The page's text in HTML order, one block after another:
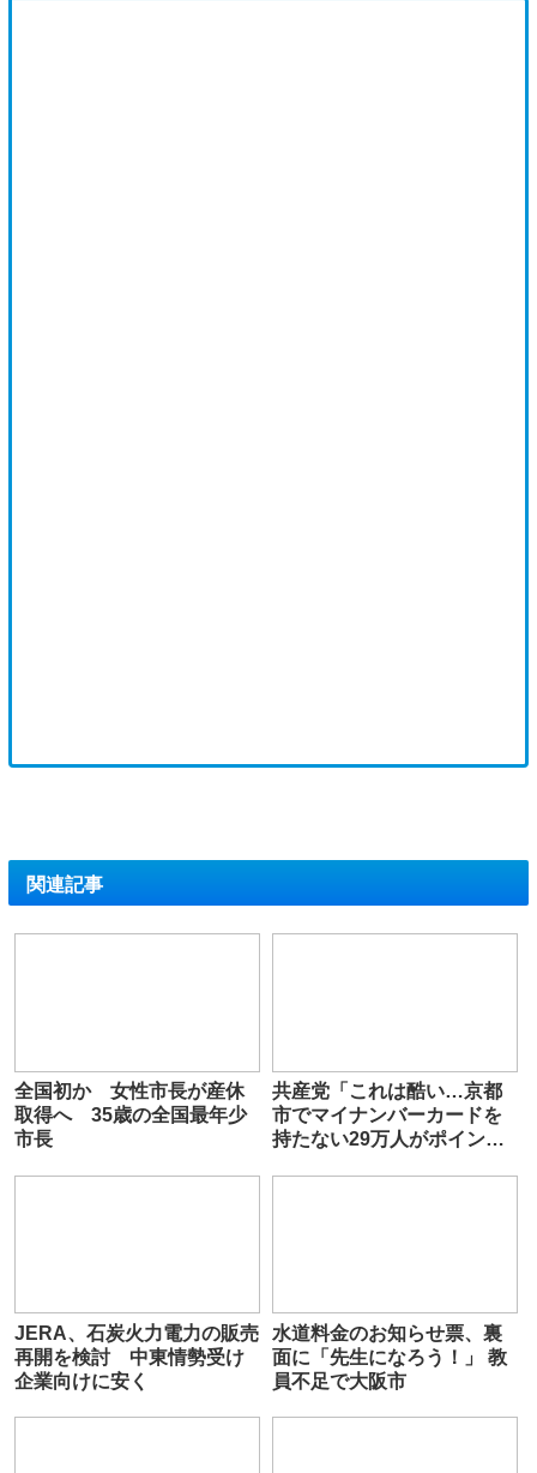
関連記事
全国初か 女性市長が産休
取得へ 35歳の全国最年少
市長
共産党「これは酷い…京都
市でマイナンバーカードを
持たない29万人がポイント
JERA、石炭火力電力の販売
再開を検討 中東情勢受け
企業向けに安く
水道料金のお知らせ票、裏
面に「先生になろう！」 教
員不足で大阪市